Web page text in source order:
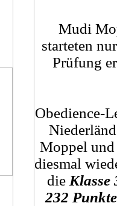
Mudi
starteten
Prüfung
Obedience-
Moppel
diesmal
dieKlasse
232